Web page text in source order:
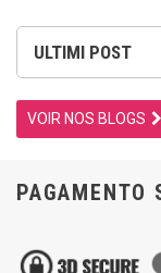
ULTIMI POST
VOIR NOS BLOGS
PAGAMENTO